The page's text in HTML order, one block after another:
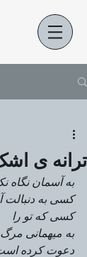
ترانه ی
به آسمان نگاه
کسی به دنبالت
کسی که تو را
به میهمانی مرگ
دعوت کرده